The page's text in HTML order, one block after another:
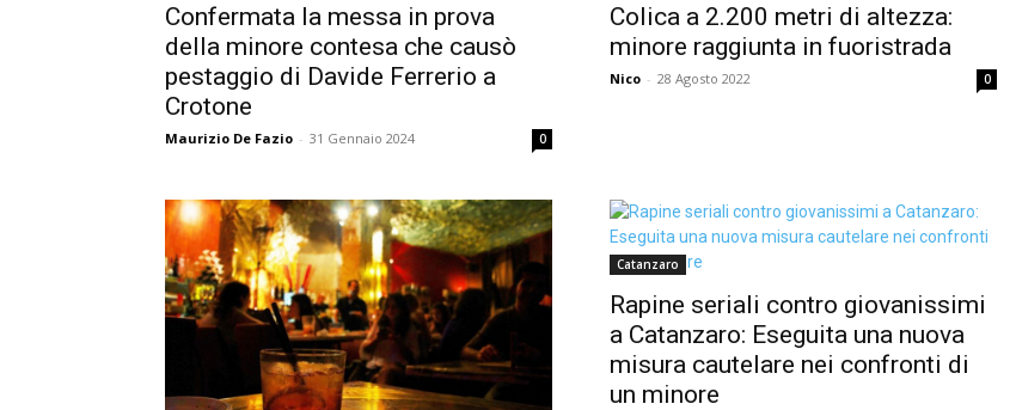
Confermata la messa in prova
della minore contesa che causò
pestaggio di Davide Ferrerio a
Crotone
Maurizio De Fazio - 31 Gennaio 2024 0
Colica a 2.200 metri di altezza:
minore raggiunta in fuoristrada
Nico - 28 Agosto 2022 0
Catanzaro
Rapine seriali contro giovanissimi
a Catanzaro: Eseguita una nuova
misura cautelare nei confronti di
un minore